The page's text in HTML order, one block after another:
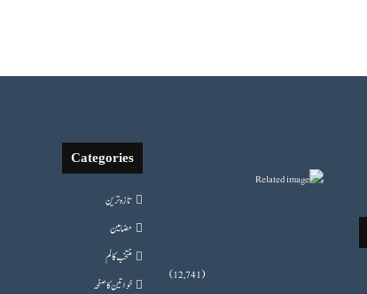
(12,741)
Categories
تازہ ترین
مضامین
منتخب کالم
خواتین کا صفحہ